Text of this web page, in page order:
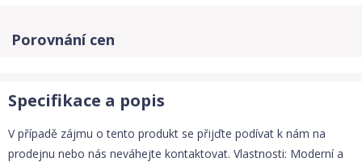
Porovnání cen
Specifikace a popis
V případě zájmu o tento produkt se přijďte podívat k nám na
prodejnu nebo nás neváhejte kontaktovat. Vlastnosti: Moderní a